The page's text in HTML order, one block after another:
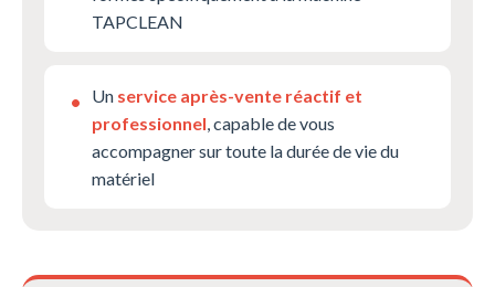
TAPCLEAN
• Un service après-vente réactif et
professionnel, capable de vous
accompagner sur toute la durée de vie du
matériel